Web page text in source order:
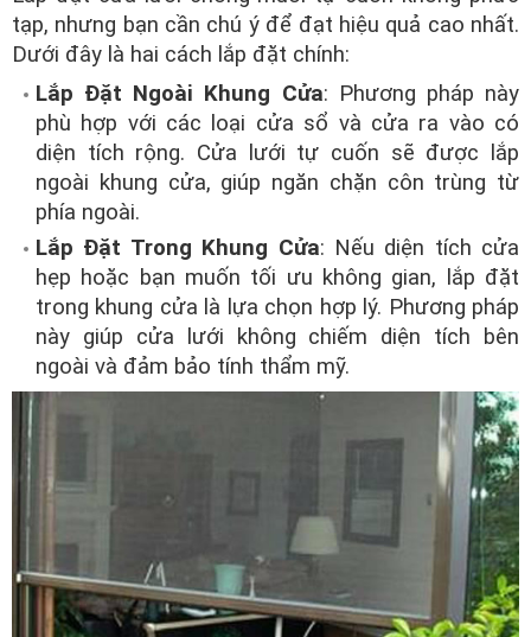
tạp, nhưng bạn cần chú ý để đạt hiệu quả cao nhất.
Dưới đây là hai cách lắp đặt chính:
Lắp Đặt Ngoài Khung Cửa: Phương pháp này
phù hợp với các loại cửa sổ và cửa ra vào có
diện tích rộng. Cửa lưới tự cuốn sẽ được lắp
ngoài khung cửa, giúp ngăn chặn côn trùng từ
phía ngoài.
Lắp Đặt Trong Khung Cửa: Nếu diện tích cửa
hẹp hoặc bạn muốn tối ưu không gian, lắp đặt
trong khung cửa là lựa chọn hợp lý. Phương pháp
này giúp cửa lưới không chiếm diện tích bên
ngoài và đảm bảo tính thẩm mỹ.